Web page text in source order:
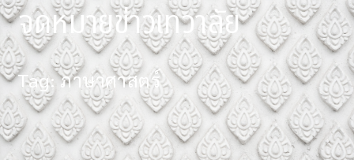
จดหมายข่าวเทวาลัย
Tag: ภาษาศาสตร์